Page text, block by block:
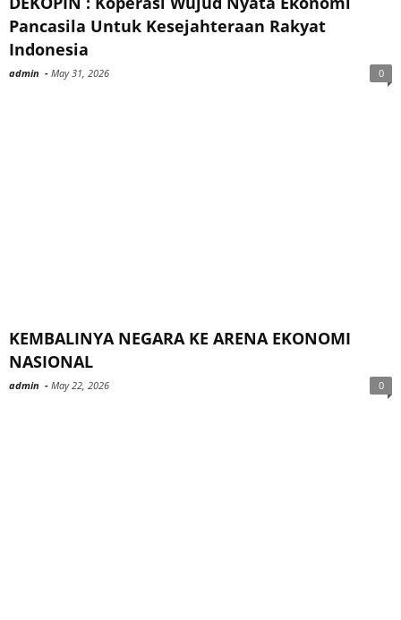
Pancasila Untuk Kesejahteraan Rakyat
Indonesia
admin - May 31, 2026 0
KEMBALINYA NEGARA KE ARENA EKONOMI
NASIONAL
admin - May 22, 2026 0